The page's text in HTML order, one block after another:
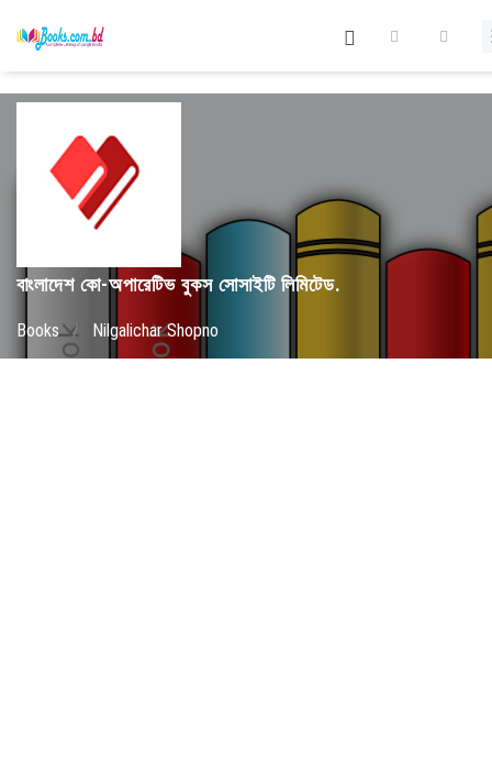
বাংলাদেশ কো-অপারেটিভ বুকস সোসাইটি লিমিটেড.
Books / Nilgalichar Shopno